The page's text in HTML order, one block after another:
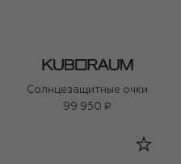
Солнцезащитные очки
99 950 ₽